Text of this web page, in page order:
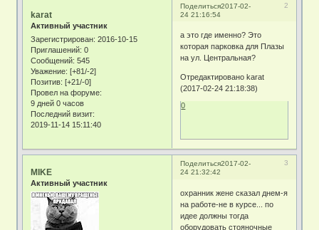
Поделиться 2
2017-02-
24 21:16:54
karat
Активный участник
Зарегистрирован: 2016-10-15
Приглашений: 0
Сообщений: 545
Уважение: [+81/-2]
Позитив: [+21/-0]
Провел на форуме:
9 дней 0 часов
Последний визит:
2019-11-14 15:11:40
а это где именно? Это
которая парковка для Плазы
на ул. Центральная?
Отредактировано karat
(2017-02-24 21:18:38)
0
Поделиться 3
2017-02-
24 21:32:42
MIKE
Активный участник
охранник жене сказал днем-я
на работе-не в курсе... по
идее должны тогда
оборудовать стояночные